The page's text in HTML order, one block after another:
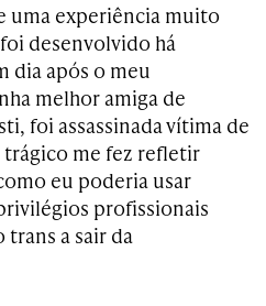
uma experiência muito
desenvolvido há
dia após o meu
melhor amiga de
foi assassinada vítima de
trágico me fez refletir
eu poderia usar
profissionais
trans a sair da